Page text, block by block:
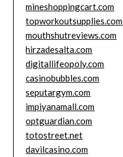
mineshoppingcart.com
topworkoutsupplies.com
mouthshutreviews.com
hirzadesalta.com
digitallifeopoly.com
casinobubbles.com
seputargym.com
impiyanamall.com
optguardian.com
totostreet.net
davilcasino.com